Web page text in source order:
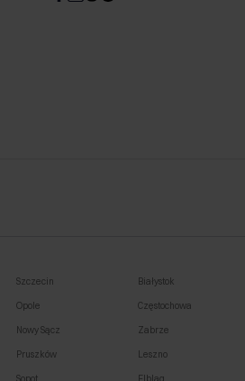
Szczecin Białystok
Opole Częstochowa
Nowy Sącz Zabrze
Pruszków Leszno